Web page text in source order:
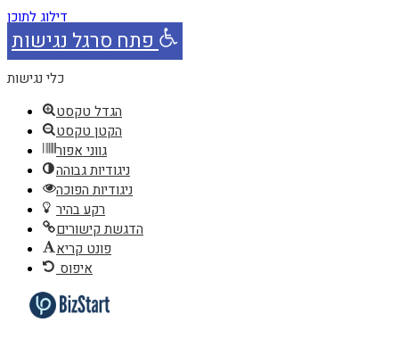
דילוג לתוכן
פתח סרגל נגישות
כלי נגישות
הגדל טקסט
הקטן טקסט
גווני אפור
ניגודיות גבוהה
ניגודיות הפוכה
רקע בהיר
הדגשת קישורים
פונט קריא
איפוס